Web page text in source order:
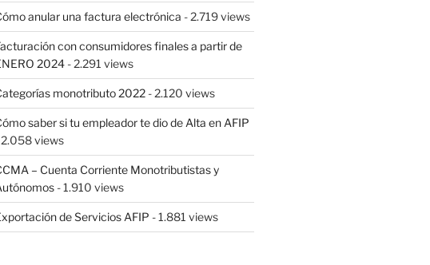
anular una factura electrónica - 2.719 views
con consumidores finales a partir de
2024- 2.291 views
monotributo 2022- 2.120 views
saber si tu empleador te dio de Alta en AFIP
2.058 views
– Cuenta Corriente Monotributistas y
- 1.910 views
de Servicios AFIP - 1.881 views